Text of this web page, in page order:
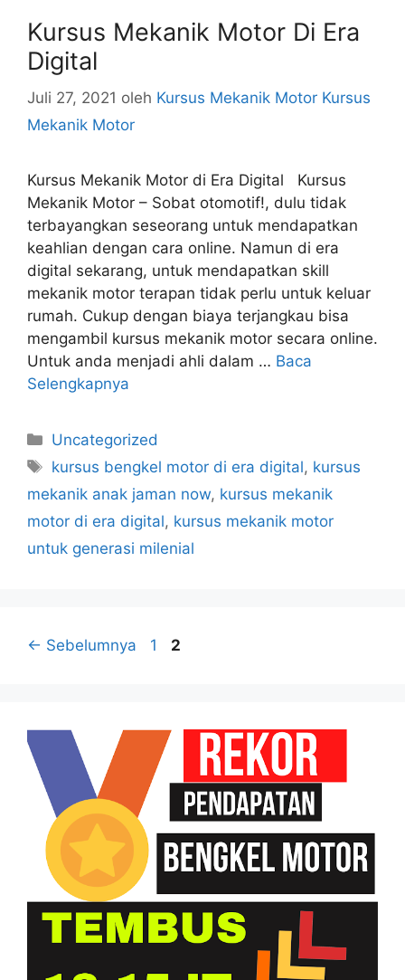
Kursus Mekanik Motor Di Era
Digital
Juli 27, 2021 oleh Kursus Mekanik Motor Kursus
Mekanik Motor
Kursus Mekanik Motor di Era Digital Kursus
Mekanik Motor – Sobat otomotif!, dulu tidak
terbayangkan seseorang untuk mendapatkan
keahlian dengan cara online. Namun di era
digital sekarang, untuk mendapatkan skill
mekanik motor terapan tidak perlu untuk keluar
rumah. Cukup dengan biaya terjangkau bisa
mengambil kursus mekanik motor secara online.
Untuk anda menjadi ahli dalam … Baca
Selengkapnya
Kategori
Uncategorized
Tag
kursus bengkel motor di era digital, kursus
mekanik anak jaman now, kursus mekanik
motor di era digital, kursus mekanik motor
untuk generasi milenial
← Sebelumnya Halaman
1 Halaman
2